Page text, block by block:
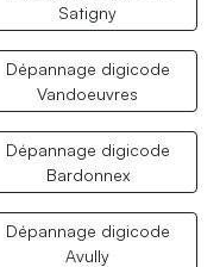
Satigny
Dépannage digicode
Vandoeuvres
Dépannage digicode
Bardonnex
Dépannage digicode
Avully